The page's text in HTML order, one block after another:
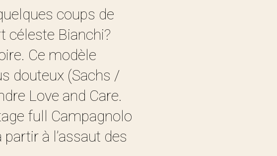
coups de
céleste Bianchi?
Ce modèle
douteux (Sachs /
Love and Care.
full Campagnolo
à l’assaut des